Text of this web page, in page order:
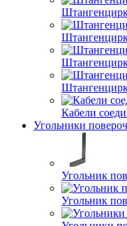
Кабели
Угольники
Угольник
Угольник